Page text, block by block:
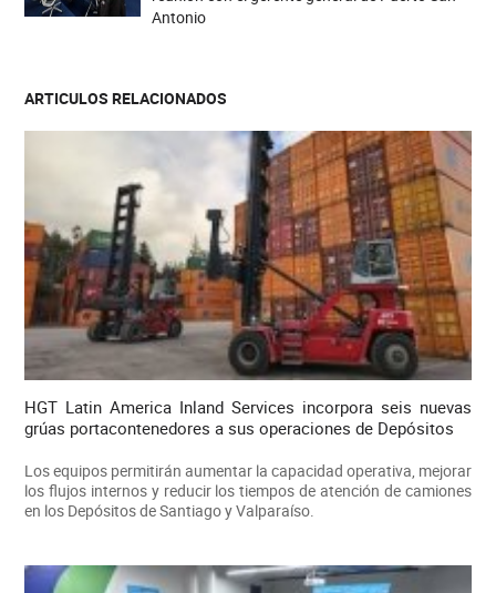
Antonio
ARTICULOS RELACIONADOS
HGT Latin America Inland Services incorpora seis nuevas
grúas portacontenedores a sus operaciones de Depósitos
Los equipos permitirán aumentar la capacidad operativa, mejorar
los flujos internos y reducir los tiempos de atención de camiones
en los Depósitos de Santiago y Valparaíso.